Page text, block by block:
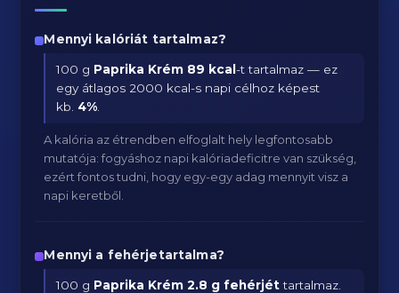
Mennyi kalóriát tartalmaz?
100 g Paprika Krém 89 kcal-t tartalmaz — ez
egy átlagos 2000 kcal-s napi célhoz képest
kb. 4%
A kalória az étrendben elfoglalt hely legfontosabb
mutatója: fogyáshoz napi kalóriadeficitre van szükség,
ezért fontos tudni, hogy egy-egy adag mennyit visz a
napi keretből.
Mennyi a fehérjetartalma?
100 g Paprika Krém 2.8 g fehérjéttartalmaz.